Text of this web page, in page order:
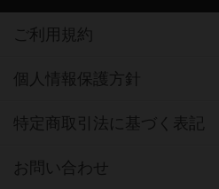
ご利用規約
個人情報保護方針
特定商取引法に基づく表記
お問い合わせ